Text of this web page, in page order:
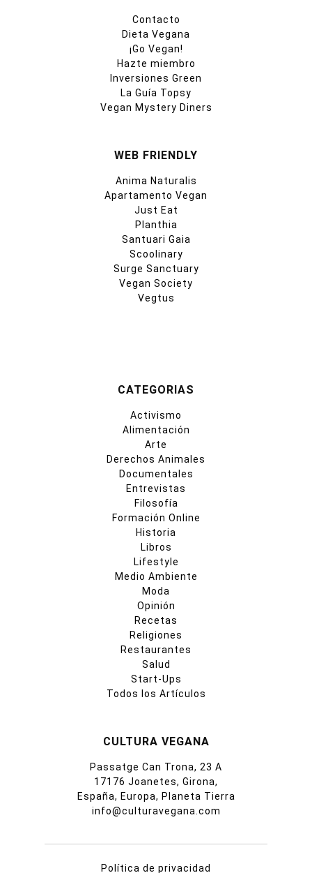
Contacto
Dieta Vegana
¡Go Vegan!
Hazte miembro
Inversiones Green
La Guía Topsy
Vegan Mystery Diners
WEB FRIENDLY
Anima Naturalis
Apartamento Vegan
Just Eat
Planthia
Santuari Gaia
Scoolinary
Surge Sanctuary
Vegan Society
Vegtus
CATEGORIAS
Activismo
Alimentación
Arte
Derechos Animales
Documentales
Entrevistas
Filosofía
Formación Online
Historia
Libros
Lifestyle
Medio Ambiente
Moda
Opinión
Recetas
Religiones
Restaurantes
Salud
Start-Ups
Todos los Artículos
CULTURA VEGANA
Passatge Can Trona, 23 A
17176 Joanetes, Girona,
España, Europa, Planeta Tierra
info@culturavegana.com
Política de privacidad